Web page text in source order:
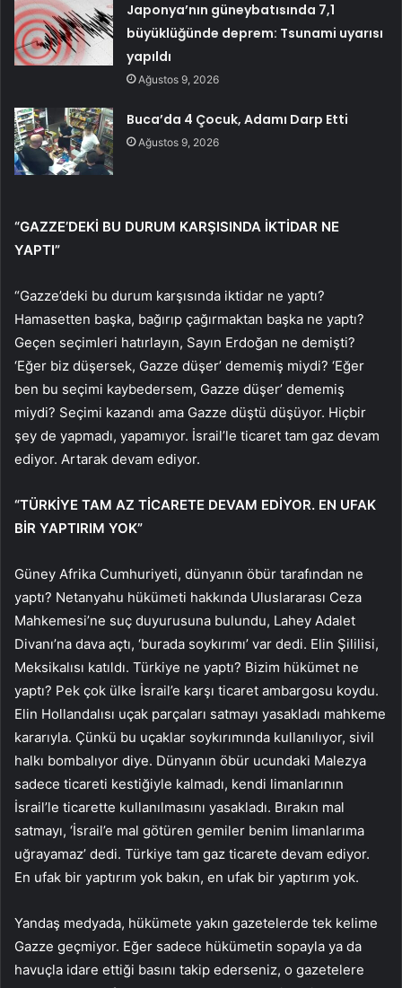
Japonya’nın güneybatısında 7,1
büyüklüğünde deprem: Tsunami uyarısı
yapıldı
Ağustos 9, 2026
Buca’da 4 Çocuk, Adamı Darp Etti
Ağustos 9, 2026
“GAZZE’DEKİ BU DURUM KARŞISINDA İKTİDAR NE
YAPTI”
“Gazze’deki bu durum karşısında iktidar ne yaptı?
Hamasetten başka, bağırıp çağırmaktan başka ne yaptı?
Geçen seçimleri hatırlayın, Sayın Erdoğan ne demişti?
‘Eğer biz düşersek, Gazze düşer’ dememiş miydi? ‘Eğer
ben bu seçimi kaybedersem, Gazze düşer’ dememiş
miydi? Seçimi kazandı ama Gazze düştü düşüyor. Hiçbir
şey de yapmadı, yapamıyor. İsrail’le ticaret tam gaz devam
ediyor. Artarak devam ediyor.
“TÜRKİYE TAM AZ TİCARETE DEVAM EDİYOR. EN UFAK
BİR YAPTIRIM YOK”
Güney Afrika Cumhuriyeti, dünyanın öbür tarafından ne
yaptı? Netanyahu hükümeti hakkında Uluslararası Ceza
Mahkemesi’ne suç duyurusuna bulundu, Lahey Adalet
Divanı’na dava açtı, ‘burada soykırımı’ var dedi. Elin Şililisi,
Meksikalısı katıldı. Türkiye ne yaptı? Bizim hükümet ne
yaptı? Pek çok ülke İsrail’e karşı ticaret ambargosu koydu.
Elin Hollandalısı uçak parçaları satmayı yasakladı mahkeme
kararıyla. Çünkü bu uçaklar soykırımında kullanılıyor, sivil
halkı bombalıyor diye. Dünyanın öbür ucundaki Malezya
sadece ticareti kestiğiyle kalmadı, kendi limanlarının
İsrail’le ticarette kullanılmasını yasakladı. Bırakın mal
satmayı, ‘İsrail’e mal götüren gemiler benim limanlarıma
uğrayamaz’ dedi. Türkiye tam gaz ticarete devam ediyor.
En ufak bir yaptırım yok bakın, en ufak bir yaptırım yok.
Yandaş medyada, hükümete yakın gazetelerde tek kelime
Gazze geçmiyor. Eğer sadece hükümetin sopayla ya da
havuçla idare ettiği basını takip ederseniz, o gazetelere